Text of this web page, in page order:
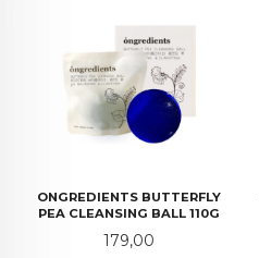
ONGREDIENTS BUTTERFLY
PEA CLEANSING BALL 110G
Pris
179,00